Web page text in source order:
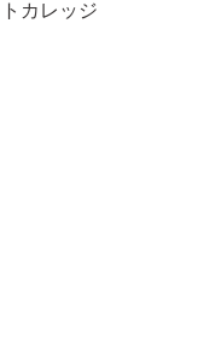
カレッジ